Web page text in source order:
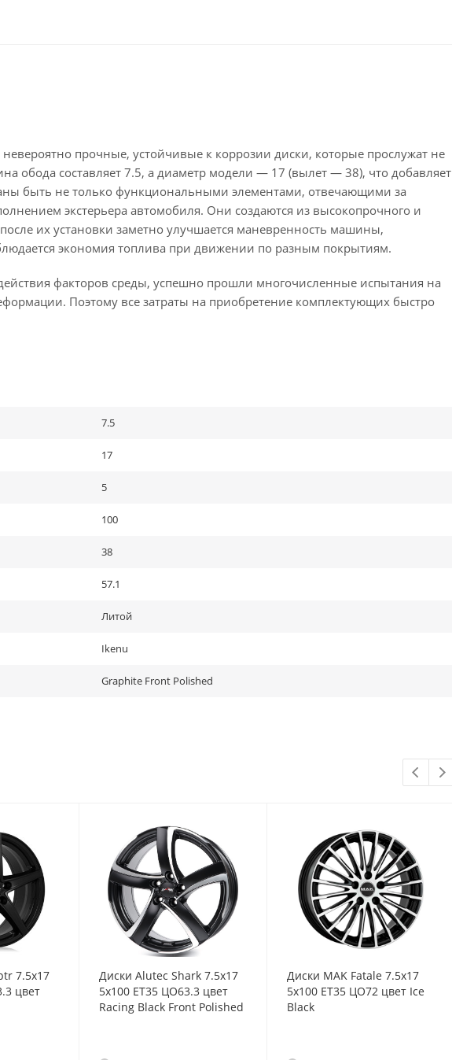
прочные, устойчивые к коррозии диски, которые прослужат не
обода составляет 7.5, а диаметр модели — 17 (вылет — 38), что добавляет
быть не только функциональными элементами, отвечающими за
экстерьера автомобиля. Они создаются из высокопрочного и
их установки заметно улучшается маневренность машины,
экономия топлива при движении по разным покрытиям.
факторов среды, успешно прошли многочисленные испытания на
Поэтому все затраты на приобретение комплектующих быстро
7.5
17
5
100
38
57.1
Литой
Ikenu
Graphite Front Polished
7.5x17
цвет
Диски Alutec Shark 7.5x17
5x100 ET35 ЦО63.3 цвет
Racing Black Front Polished
Диски MAK Fatale 7.5x17
5x100 ET35 ЦО72 цвет Ice
Black